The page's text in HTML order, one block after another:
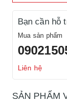
Bạn cần hỗ
Mua sản phẩm
Liên hệ
SẢN PHẨM